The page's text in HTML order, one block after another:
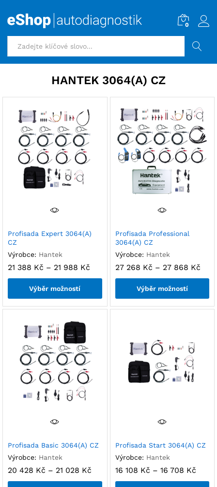
0
HANTEK 3064(A) CZ
Profisada Expert 3064(A)
CZ
Výrobce: Hantek
21 388 Kč – 21 988 Kč
Výběr možností
Profisada Professional
3064(A) CZ
Výrobce: Hantek
27 268 Kč – 27 868 Kč
Výběr možností
Profisada Basic 3064(A) CZ
Výrobce: Hantek
20 428 Kč – 21 028 Kč
Profisada Start 3064(A) CZ
Výrobce: Hantek
16 108 Kč – 16 708 Kč